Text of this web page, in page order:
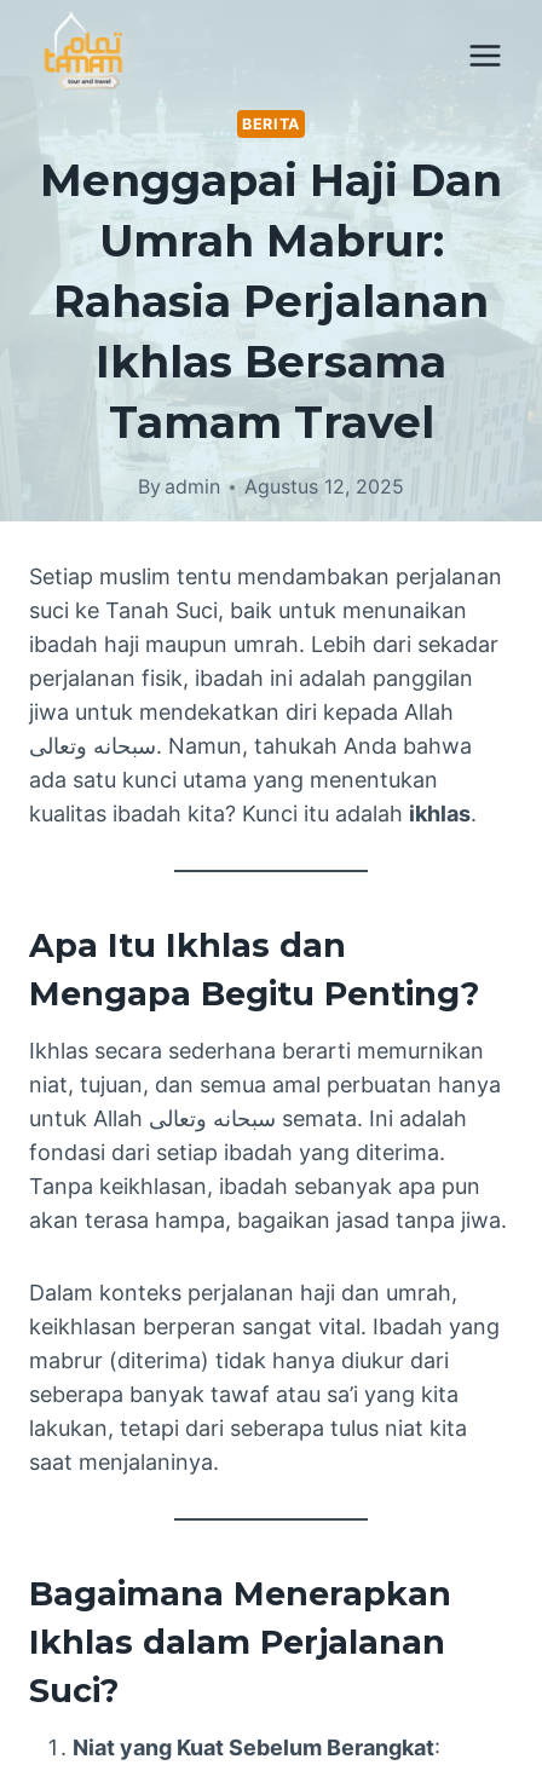
content
BERITA
Menggapai Haji Dan
Umrah Mabrur:
Rahasia Perjalanan
Ikhlas Bersama
Tamam Travel
By admin Agustus 12, 2025
Setiap muslim tentu mendambakan perjalanan
suci ke Tanah Suci, baik untuk menunaikan
ibadah haji maupun umrah. Lebih dari sekadar
perjalanan fisik, ibadah ini adalah panggilan
jiwa untuk mendekatkan diri kepada Allah
سبحانه وتعالى. Namun, tahukah Anda bahwa
ada satu kunci utama yang menentukan
kualitas ibadah kita? Kunci itu adalah ikhlas.
Apa Itu Ikhlas dan
Mengapa Begitu Penting?
Ikhlas secara sederhana berarti memurnikan
niat, tujuan, dan semua amal perbuatan hanya
untuk Allah سبحانه وتعالى semata. Ini adalah
fondasi dari setiap ibadah yang diterima.
Tanpa keikhlasan, ibadah sebanyak apa pun
akan terasa hampa, bagaikan jasad tanpa jiwa.
Dalam konteks perjalanan haji dan umrah,
keikhlasan berperan sangat vital. Ibadah yang
mabrur (diterima) tidak hanya diukur dari
seberapa banyak tawaf atau sa’i yang kita
lakukan, tetapi dari seberapa tulus niat kita
saat menjalaninya.
Bagaimana Menerapkan
Ikhlas dalam Perjalanan
Suci?
Niat yang Kuat Sebelum Berangkat: